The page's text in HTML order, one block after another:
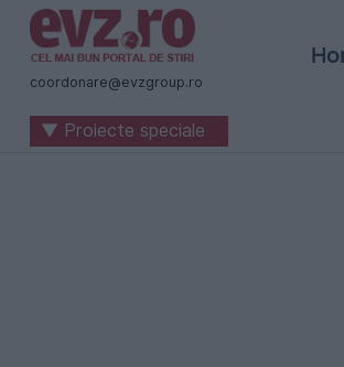
Știri
naționale
internaționale
coordonare@evzgroup.ro
▼ Proiecte speciale